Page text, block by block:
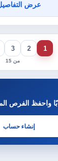
عرض
1
2
3
من 15
واحفظ الفرص
إنشاء حساب